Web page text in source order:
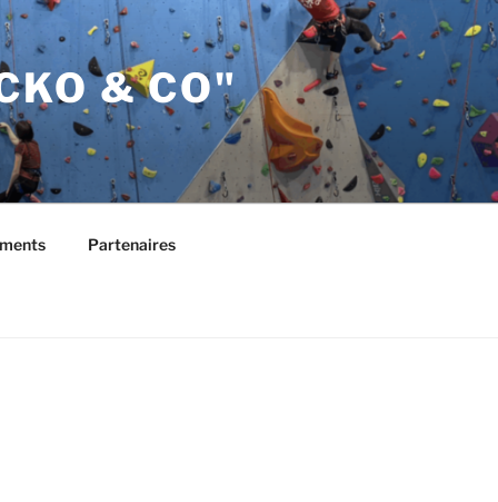
& CO"
Partenaires